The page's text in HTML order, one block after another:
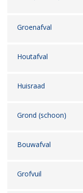
Groenafval
Houtafval
Huisraad
Grond (schoon)
Bouwafval
Grofvuil